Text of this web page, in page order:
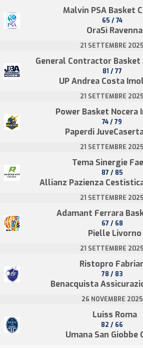
Malvin PSA Basket
65 / 74
OraSì Ravenna
21 SETTEMBRE 2025
General Contractor Basket
81 / 77
UP Andrea Costa
21 SETTEMBRE 2025
Power Basket Nocera
74 / 79
Paperdi
21 SETTEMBRE 2025
Tema Sinergie
87 / 85
Allianz Pazienza
21 SETTEMBRE 2025
Adamant Ferrara
67 / 68
Pielle Livorno
21 SETTEMBRE 2025
Ristopro
78 / 83
Benacquista
26 NOVEMBRE 2025
Luiss Roma
82 / 66
Umana San Giobbe